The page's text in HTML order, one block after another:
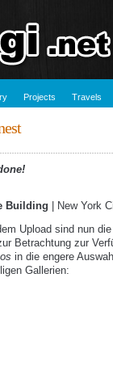
Projects Travels
Building | New York
Upload sind nun die
Betrachtung zur
in die engere
Gallerien: